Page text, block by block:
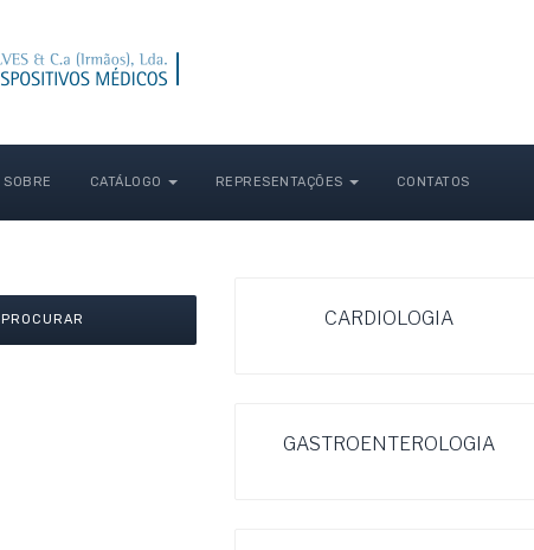
SOBRE CATÁLOGO REPRESENTAÇÕES CONTATOS
CARDIOLOGIA
GASTROENTEROLOGIA
PROCURAR